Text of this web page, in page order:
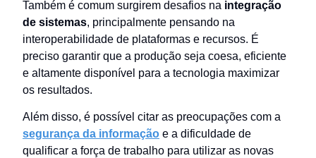
Também é comum surgirem desafios na integração
de sistemas, principalmente pensando na
interoperabilidade de plataformas e recursos. É
preciso garantir que a produção seja coesa, eficiente
e altamente disponível para a tecnologia maximizar
os resultados.
Além disso, é possível citar as preocupações com a
segurança da informação e a dificuldade de
qualificar a força de trabalho para utilizar as novas